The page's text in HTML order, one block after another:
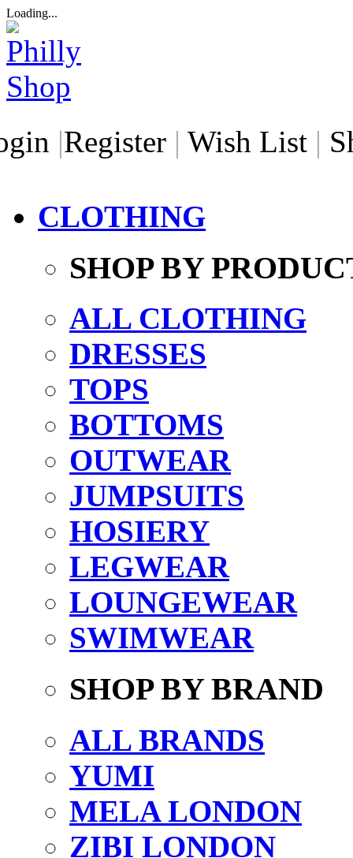
Loading...
|Register | Wish List |
CLOTHING
SHOP BY
ALL CLOTHING
DRESSES
TOPS
BOTTOMS
OUTWEAR
JUMPSUITS
HOSIERY
LEGWEAR
LOUNGEWEAR
SWIMWEAR
SHOP BY BRAND
ALL BRANDS
YUMI
MELA LONDON
ZIBI LONDON